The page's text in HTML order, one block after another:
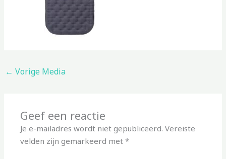
← Vorige Media
Geef een reactie
Je e-mailadres wordt niet gepubliceerd. Vereiste
velden zijn gemarkeerd met*